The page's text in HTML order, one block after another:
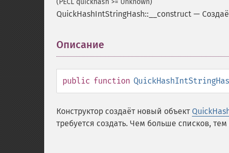
(PECL quickhash >= Unknown)
QuickHashIntStringHash::__construct —
Описание
public function
Конструктор создаёт новый объект
требуется создать. Чем больше списков,